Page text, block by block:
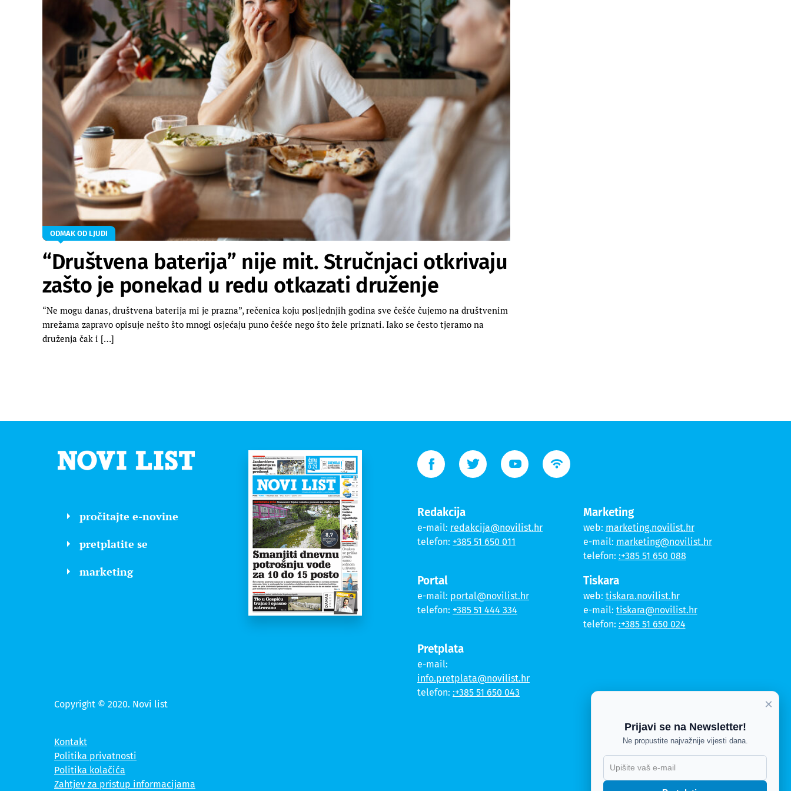
ODMAK OD LJUDI
“Društvena baterija” nije mit. Stručnjaci otkrivaju
zašto je ponekad u redu otkazati druženje
“Ne mogu danas, društvena baterija mi je prazna”, rečenica koju posljednjih godina sve češće čujemo na društvenim
mrežama zapravo opisuje nešto što mnogi osjećaju puno češće nego što žele priznati. Iako se često tjeramo na
druženja čak i […]
pročitajte e-novine
pretplatite se
marketing
Redakcija
e-mail: redakcija@novilist.hr
telefon: +385 51 650 011
Portal
e-mail: portal@novilist.hr
telefon: +385 51 444 334
Pretplata
e-mail:
info.pretplata@novilist.hr
telefon: :+385 51 650 043
Marketing
web: marketing.novilist.hr
e-mail: marketing@novilist.hr
telefon: :+385 51 650 088
Tiskara
web: tiskara.novilist.hr
e-mail: tiskara@novilist.hr
telefon: :+385 51 650 024
Copyright © 2020. Novi list
Kontakt
Politika privatnosti
Politika kolačića
Zahtjev za pristup informacijama
×
Prijavi se na Newsletter!
Ne propustite najvažnije vijesti dana.